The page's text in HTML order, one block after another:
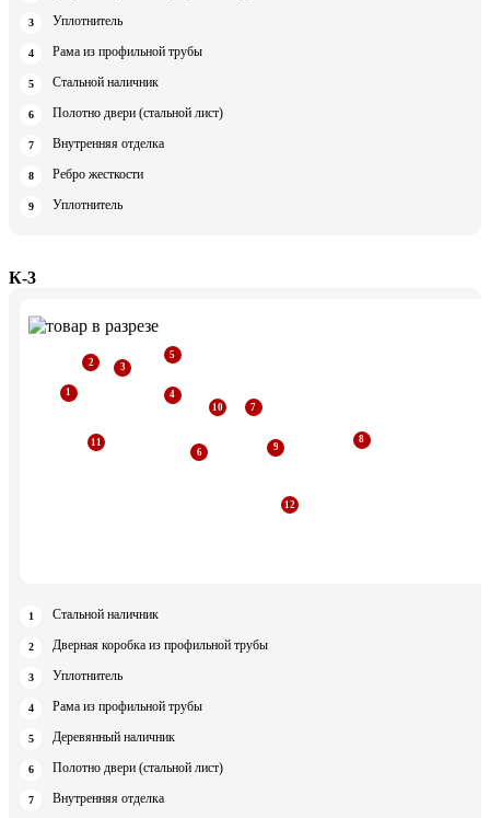
Уплотнитель
Рама из профильной трубы
Стальной наличник
Полотно двери (стальной лист)
Внутренняя отделка
Ребро жесткости
Уплотнитель
К-3
Стальной наличник
Дверная коробка из профильной трубы
Уплотнитель
Рама из профильной трубы
Деревянный наличник
Полотно двери (стальной лист)
Внутренняя отделка